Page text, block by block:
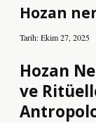
Hozan
Tarih: Ekim 27, 2025
Hozan
ve